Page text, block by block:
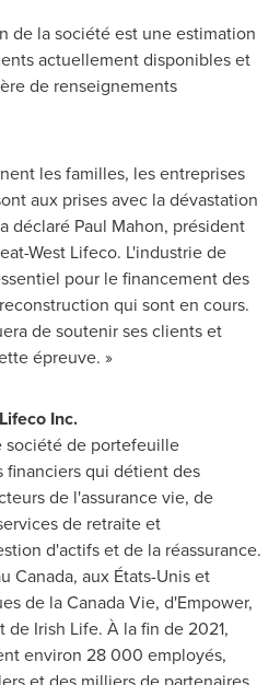
de la société est une estimation
actuellement disponibles et
de renseignements
les familles, les entreprises
aux prises avec la dévastation
déclaré Paul Mahon, président
West Lifeco. L'industrie de
pour le financement des
qui sont en cours.
de soutenir ses clients et
épreuve. »
Inc.
société de portefeuille
qui détient des
de l'assurance vie, de
de retraite et
d'actifs et de la réassurance.
Canada, aux États-Unis et
de la Canada Vie, d'Empower,
Irish Life. À la fin de 2021,
environ 28 000 employés,